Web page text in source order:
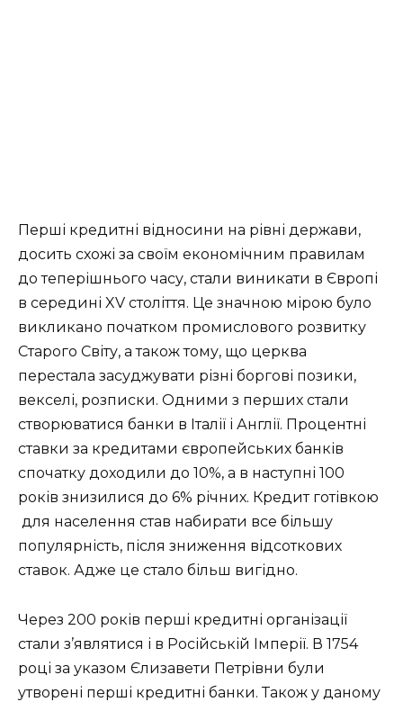
Перші кредитні відносини на рівні держави,
досить схожі за своїм економічним правилам
до теперішнього часу, стали виникати в Європі
в середині XV століття. Це значною мірою було
викликано початком промислового розвитку
Старого Світу, а також тому, що церква
перестала засуджувати різні боргові позики,
векселі, розписки. Одними з перших стали
створюватися банки в Італії і Англії. Процентні
ставки за кредитами європейських банків
спочатку доходили до 10%, а в наступні 100
років знизилися до 6% річних. Кредит готівкою
для населення став набирати все більшу
популярність, після зниження відсоткових
ставок. Адже це стало більш вигідно.
Через 200 років перші кредитні організації
стали з’являтися і в Російській Імперії. В 1754
році за указом Єлизавети Петрівни були
утворені перші кредитні банки. Також у даному